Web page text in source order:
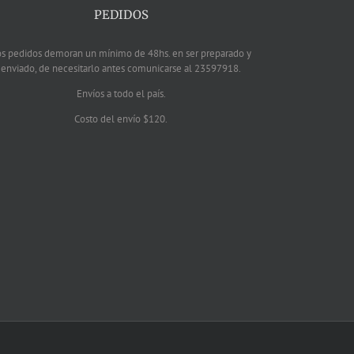
PEDIDOS
pedidos demoran un mínimo de 48hs. en ser preparado y
enviado, de necesitarlo antes comunicarse al 23597918.
Envíos a todo el país.
Costo del envío $120.